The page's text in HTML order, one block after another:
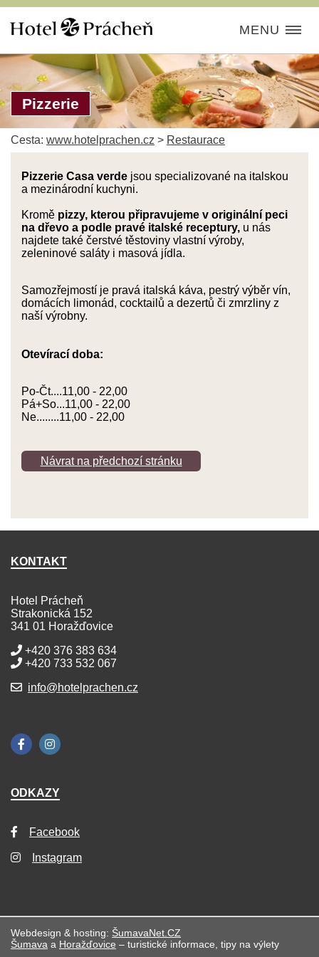
MENU
Pizzerie
Cesta: www.hotelprachen.cz > Restaurace
Pizzerie Casa verde jsou specializované na italskou
a mezinárodní kuchyni.
Kromě pizzy, kterou připravujeme v originální peci
na dřevo a podle pravé italské receptury, u nás
najdete také čerstvé těstoviny vlastní výroby,
zeleninové saláty i masová jídla.
Samozřejmostí je pravá italská káva, pestrý výběr vín,
domácích limonád, cocktailů a dezertů či zmrzliny z
naší výrobny.
Otevírací doba:
Po-Čt....11,00 - 22,00
Pá+So...11,00 - 22,00
Ne........11,00 - 22,00
Návrat na předchozí stránku
KONTAKT
Hotel Prácheň
Strakonická 152
341 01 Horažďovice
+420 376 383 634
+420 733 532 067
info@hotelprachen.cz
ODKAZY
Facebook
Instagram
Webdesign & hosting: ŠumavaNet.CZ
Šumava a Horažďovice – turistické informace, tipy na výlety